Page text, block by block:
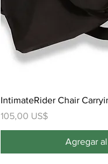
IntimateRider Chair
Precio
105,00 US$
Agregar